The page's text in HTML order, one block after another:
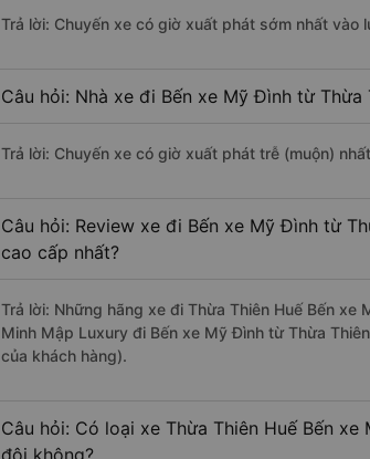
Trả lời: Chuyến xe có giờ xuất phát sớm nhất vào
Câu hỏi: Nhà xe đi Bến xe Mỹ Đình từ
Trả lời: Chuyến xe có giờ xuất phát trễ (muộn)
Câu hỏi: Review xe đi Bến xe Mỹ Đình từ
cao cấp nhất?
Trả lời: Những hãng xe đi Thừa Thiên Huế Bến
Minh Mập Luxury đi Bến xe Mỹ Đình từ Thừa
của khách hàng).
Câu hỏi: Có loại xe Thừa Thiên Huế Bến